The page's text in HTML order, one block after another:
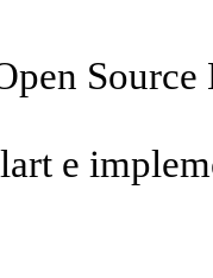
Source
e